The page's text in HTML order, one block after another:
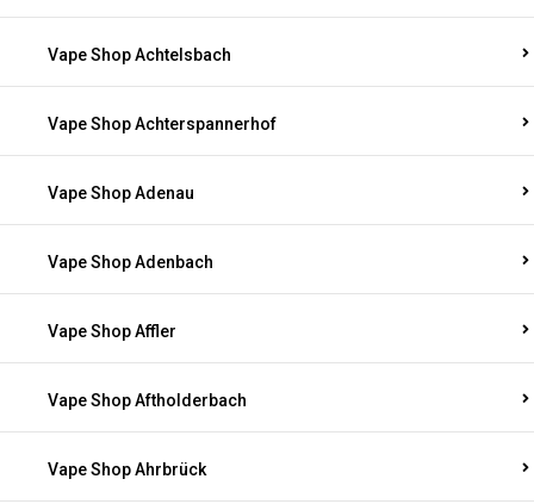
Vape Shop Achtelsbach
Vape Shop Achterspannerhof
Vape Shop Adenau
Vape Shop Adenbach
Vape Shop Affler
Vape Shop Aftholderbach
Vape Shop Ahrbrück